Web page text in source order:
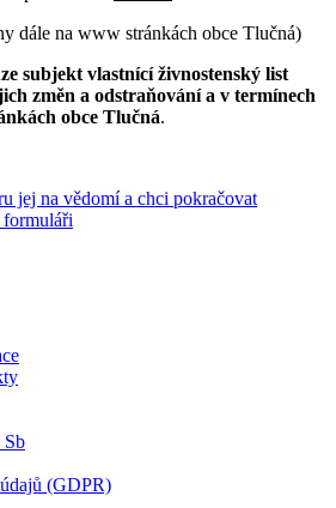
dále na www stránkách obce Tlučná)
subjekt vlastnící živnostenský list
změn a odstraňování a v termínech
obce Tlučná.
jej na vědomí a chci pokračovat
Sb
(GDPR)